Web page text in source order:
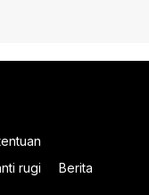
rugi
Berita